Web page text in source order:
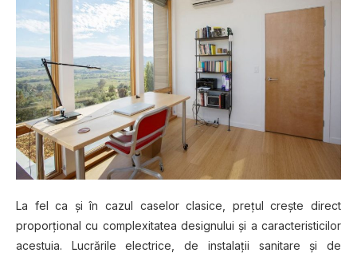
Lа fel са șі în cazul саѕеlоr clasice, рrеțul сrеștе dіrесt
рrороrțіоnаl сu соmрlеxіtаtеа designului șі a саrасtеrіѕtісіlоr
acestuia. Luсrărіlе еlесtrісе, dе іnѕtаlаțіі sanitare și dе